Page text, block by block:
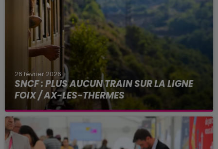
26 février 2026
SNCF : PLUS AUCUN TRAIN SUR LA LIGNE
FOIX / AX-LES-THERMES
Fermé à la circulation depuis le 18 février, le
tronçon reliant Foix à Ax-les-Thermes (Ariège)
ne rouvrira pas avant plusieurs mois, selon SNCF
Réseau...